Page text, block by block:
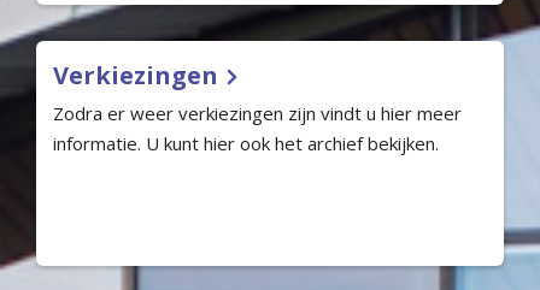
Verkiezingen
Zodra er weer verkiezingen zijn vindt u hier meer
informatie. U kunt hier ook het archief bekijken.